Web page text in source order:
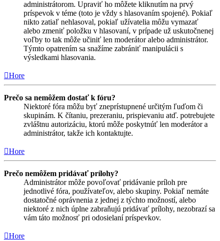
administrátorom. Upraviť ho môžete kliknutím na prvý
príspevok v téme (toto je vždy s hlasovaním spojené). Pokiaľ
nikto zatiaľ nehlasoval, pokiaľ užívatelia môžu vymazať
alebo zmeniť položku v hlasovaní, v prípade už uskutočnenej
voľby to tak môže učiniť len moderátor alebo administrátor.
Týmto opatrením sa snažíme zabrániť manipulácii s
výsledkami hlasovania.
Hore
Prečo sa nemôžem dostať k fóru?
Niektoré fóra môžu byť zneprístupnené určitým ľuďom či
skupinám. K čítaniu, prezeraniu, prispievaniu atď. potrebujete
zvláštnu autorizáciu, ktorú môže poskytnúť len moderátor a
administrátor, takže ich kontaktujte.
Hore
Prečo nemôžem pridávať prílohy?
Administrátor môže povoľovať pridávanie príloh pre
jednotlivé fóra, používateľov, alebo skupiny. Pokiaľ nemáte
dostatočné oprávnenia z jednej z týchto možností, alebo
niektoré z nich úplne zabraňujú pridávať prílohy, nezobrazí sa
vám táto možnosť pri odosielaní príspevkov.
Hore